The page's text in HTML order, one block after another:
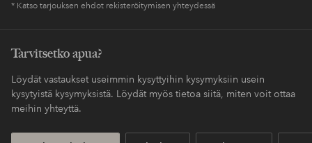
* Katso tarjouksen ehdot rekisteröitymisen yhteydessä
Tarvitsetko apua?
Löydät vastaukset useimmin kysyttyihin kysymyksiin usein
kysytyistä kysymyksistä. Löydät myös tietoa siitä, miten voit ottaa
meihin yhteyttä.